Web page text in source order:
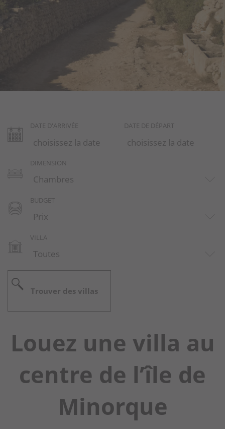
Binisafuller
Cala Llonga
Cap D'en Font
Es Migjorn Gran
Mahon
Na Macaret
Port Addaia
Punta Prima
Arenal d'en Castell
Son Bou
Son Ganxo
DATE D'ARRIVÉE DATE DE DÉPART
DIMENSION
BUDGET
VILLA
Trouver des villas
Louez une villa au
centre de l’île de
Minorque